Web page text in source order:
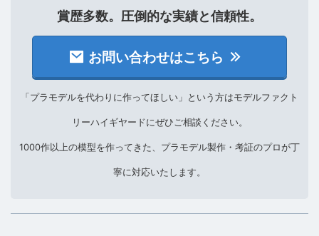
賞歴多数。圧倒的な実績と信頼性。
お問い合わせはこちら
「プラモデルを代わりに作ってほしい」という方はモデルファクト
リーハイギヤードにぜひご相談ください。
1000作以上の模型を作ってきた、プラモデル製作・考証のプロが丁
寧に対応いたします。